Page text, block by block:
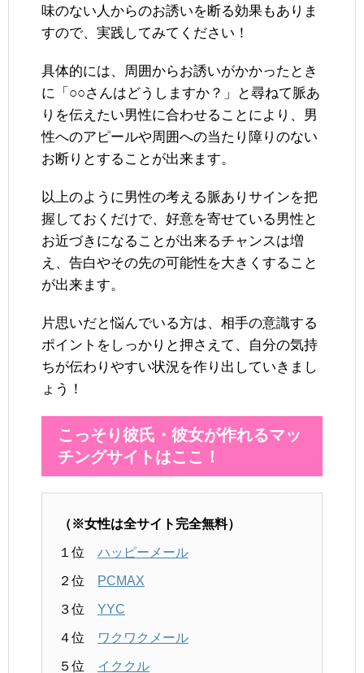
味のない人からのお誘いを断る効果もありま
すので、実践してみてください！
具体的には、周囲からお誘いがかかったとき
に「○○さんはどうしますか？」と尋ねて脈あ
りを伝えたい男性に合わせることにより、男
性へのアピールや周囲への当たり障りのない
お断りとすることが出来ます。
以上のように男性の考える脈ありサインを把
握しておくだけで、好意を寄せている男性と
お近づきになることが出来るチャンスは増
え、告白やその先の可能性を大きくすること
が出来ます。
片思いだと悩んでいる方は、相手の意識する
ポイントをしっかりと押さえて、自分の気持
ちが伝わりやすい状況を作り出していきまし
ょう！
こっそり彼氏・彼女が作れるマッ
チングサイトはここ！
（※女性は全サイト完全無料）
１位 ハッピーメール
２位 PCMAX
３位 YYC
４位 ワクワクメール
５位 イククル